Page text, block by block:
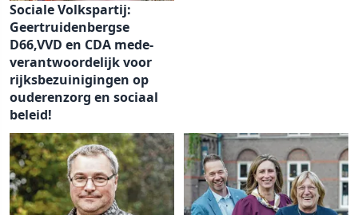
Sociale Volkspartij:
Geertruidenbergse
D66,VVD en CDA mede-
verantwoordelijk voor
rijksbezuinigingen op
ouderenzorg en sociaal
beleid!